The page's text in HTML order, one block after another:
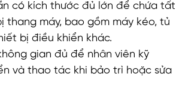
có kích thước đủ lớn để chứa tất
thang máy, bao gồm máy kéo, tủ
bị điều khiển khác.
gian đủ để nhân viên kỹ
và thao tác khi bảo trì hoặc sửa